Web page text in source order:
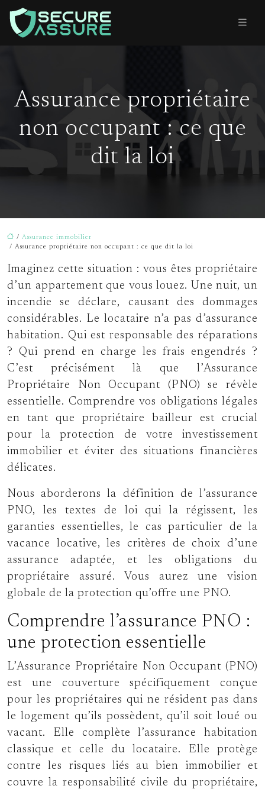
Assurance propriétaire
non occupant : ce que
dit la loi
/ Assurance immobilier
/ Assurance propriétaire non occupant : ce que dit la loi
Imaginez cette situation : vous êtes propriétaire
d’un appartement que vous louez. Une nuit, un
incendie se déclare, causant des dommages
considérables. Le locataire n’a pas d’assurance
habitation. Qui est responsable des réparations
? Qui prend en charge les frais engendrés ?
C’est précisément là que l’Assurance
Propriétaire Non Occupant (PNO) se révèle
essentielle. Comprendre vos obligations légales
en tant que propriétaire bailleur est crucial
pour la protection de votre investissement
immobilier et éviter des situations financières
délicates.
Nous aborderons la définition de l’assurance
PNO, les textes de loi qui la régissent, les
garanties essentielles, le cas particulier de la
vacance locative, les critères de choix d’une
assurance adaptée, et les obligations du
propriétaire assuré. Vous aurez une vision
globale de la protection qu’offre une PNO.
Comprendre l’assurance PNO :
une protection essentielle
L’Assurance Propriétaire Non Occupant (PNO)
est une couverture spécifiquement conçue
pour les propriétaires qui ne résident pas dans
le logement qu’ils possèdent, qu’il soit loué ou
vacant. Elle complète l’assurance habitation
classique et celle du locataire. Elle protège
contre les risques liés au bien immobilier et
couvre la responsabilité civile du propriétaire,